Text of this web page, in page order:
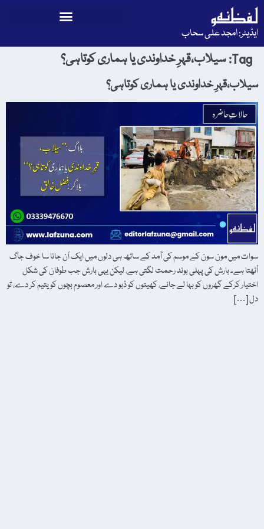
ایڈیٹر: امجد علی سحاب
Tag: سیلاب،قہرِ خداوندی یا ہماری کوتاہی؟
سیلاب،قہرِ خداوندی یا ہماری کوتاہی؟
سوات میں مون سون کے موسم کی آمد کے ساتھ ہی دلوں میں ایک اَن جانا سا خوف جاگ
اُٹھتا ہے۔ بارش کی پہلی بوند رحمت لگتی ہے، لیکن یہی بارش جب طوفان کی شکل
اختیار کرکے گھروں کو بہا لے جائے، کھیتوں کو ڈبو دے اور معصوم بچوں کو یتیم کر دے، تو
دل […]